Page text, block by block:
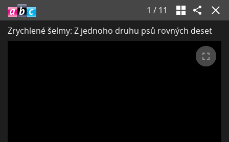
1 / 11
Zrychlené šelmy: Z jednoho druhu psů rovných deset